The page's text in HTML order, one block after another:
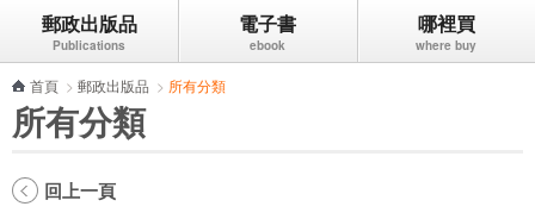
跳到主要內容區塊
郵政出版品 電子書 哪裡買
首頁 > 郵政出版品 > 所有分類
所有分類
回上一頁